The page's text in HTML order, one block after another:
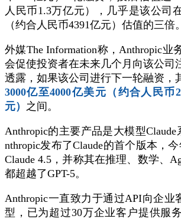
人民币1.3万亿元），几乎是该公司
（约合人民币4391亿元）估值的三倍。
外媒The Information称，Anthropic业
会促使投资者在未来几个月向该公司
透露，如果该公司进行下一轮融资，
3000亿至4000亿美元（约合人民币
元） 之间。
Anthropic的主要产品是大模型
nthropic发布了Claude的首个版本，
Claude 4.5，并称其在推理、数学、
都超越了GPT-5。
Anthropic一直致力于通过API向企业
型，已为超过30万企业客户提供服